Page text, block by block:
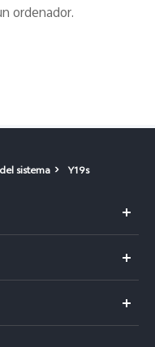
ordenador.
sistema Y19s